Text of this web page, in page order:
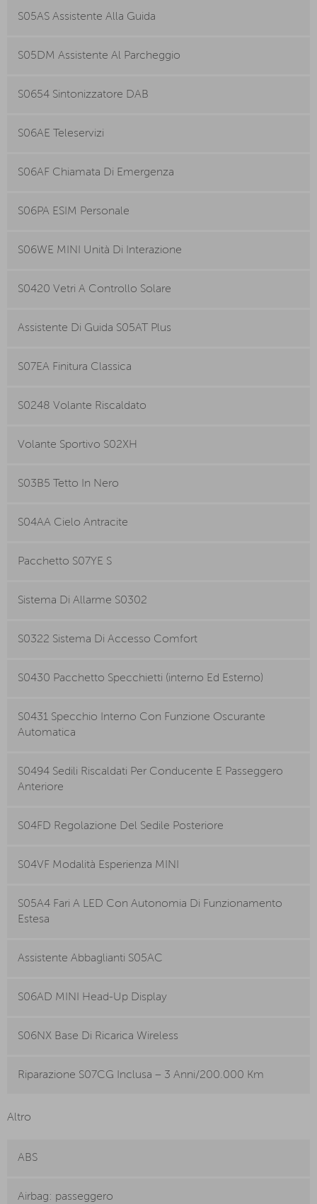
S05AS Assistente Alla Guida
S05DM Assistente Al Parcheggio
S0654 Sintonizzatore DAB
S06AE Teleservizi
S06AF Chiamata Di Emergenza
S06PA ESIM Personale
S06WE MINI Unità Di Interazione
S0420 Vetri A Controllo Solare
Assistente Di Guida S05AT Plus
S07EA Finitura Classica
S0248 Volante Riscaldato
Volante Sportivo S02XH
S03B5 Tetto In Nero
S04AA Cielo Antracite
Pacchetto S07YE S
Sistema Di Allarme S0302
S0322 Sistema Di Accesso Comfort
S0430 Pacchetto Specchietti (interno Ed Esterno)
S0431 Specchio Interno Con Funzione Oscurante
Automatica
S0494 Sedili Riscaldati Per Conducente E Passeggero
Anteriore
S04FD Regolazione Del Sedile Posteriore
S04VF Modalità Esperienza MINI
S05A4 Fari A LED Con Autonomia Di Funzionamento
Estesa
Assistente Abbaglianti S05AC
S06AD MINI Head-Up Display
S06NX Base Di Ricarica Wireless
Riparazione S07CG Inclusa – 3 Anni/200.000 Km
Altro
ABS
Airbag: passeggero